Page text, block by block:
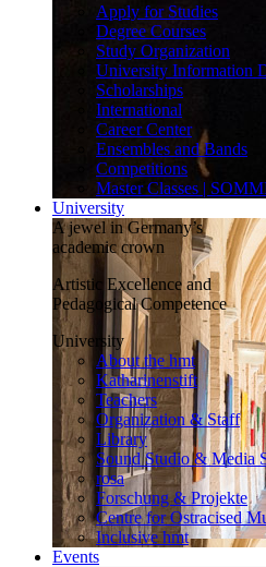
Apply for Studies
Degree Courses
Study Organization
University Information
Scholarships
International
Career Center
Ensembles and Bands
Competitions
Master Classes |
University
A jewel in Germany’s
academic crown
Artistic Excellence and
Pedagogical Competence
University
About the hmt
Katharinenstift
Teachers
Organization & Staff
Library
Sound Studio & Media
rosa
Forschung & Projekte
Centre for Ostracised
Inclusive hmt
Events